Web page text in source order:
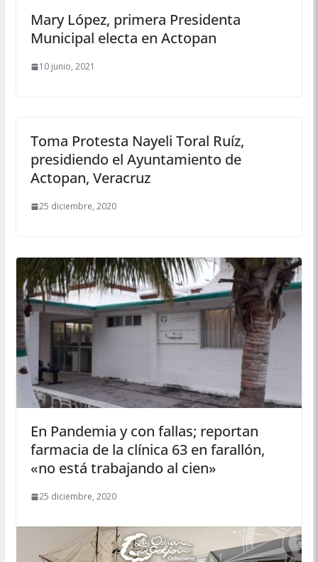
Mary López, primera Presidenta
Municipal electa en Actopan
10 junio, 2021
Toma Protesta Nayeli Toral Ruíz,
presidiendo el Ayuntamiento de
Actopan, Veracruz
25 diciembre, 2020
En Pandemia y con fallas; reportan
farmacia de la clínica 63 en farallón,
«no está trabajando al cien»
25 diciembre, 2020